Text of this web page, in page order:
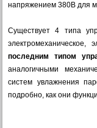
напряжением 380В для
Существует 4 типа
последним типом
аналогичными
систем увлажнения
подробно, как они